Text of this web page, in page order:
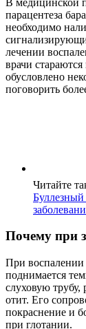
парацентеза
необходимо
лечении
врачи
обусловлено
поговорить
Читайте
Почему при
При воспалении
поднимается
слуховую трубу,
отит. Его
покраснение и
при глотании.